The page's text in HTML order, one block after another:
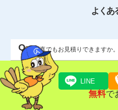
よくあ
写真でもお見積りできますか。
食品や塗料なども回収いただ
分割の支払いも可能ですか？
LINE
無料で